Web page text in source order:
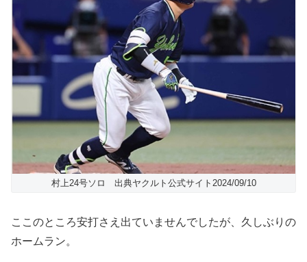
村上24号ソロ 出典ヤクルト公式サイト2024/09/10
ここのところ安打さえ出ていませんでしたが、久しぶりの
ホームラン。